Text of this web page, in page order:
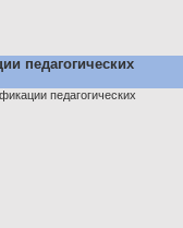
педагогических
педагогических